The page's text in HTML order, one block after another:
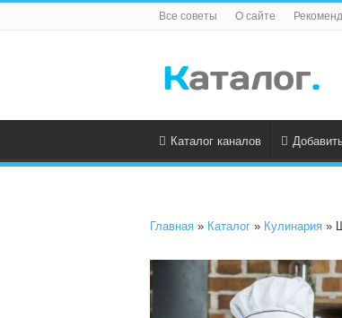
Все советы О сайте
Каталог каналов
Главная » Каталог » Кулинария »